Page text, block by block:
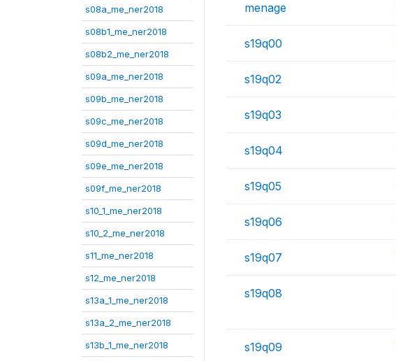
s08a_me_ner2018
s08b1_me_ner2018
s08b2_me_ner2018
s09a_me_ner2018
s09b_me_ner2018
s09c_me_ner2018
s09d_me_ner2018
s09e_me_ner2018
s09f_me_ner2018
s10_1_me_ner2018
s10_2_me_ner2018
s11_me_ner2018
s12_me_ner2018
s13a_1_me_ner2018
s13a_2_me_ner2018
s13b_1_me_ner2018
menage
s19q00
s19q02
s19q03
s19q04
s19q05
s19q06
s19q07
s19q08
s19q09